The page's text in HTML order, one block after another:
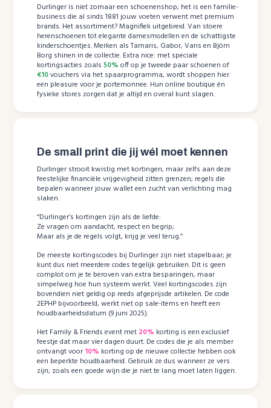
Durlinger is niet zomaar een schoenenshop; het is een familie-
business die al sinds 1881 jouw voeten verwent met premium
brands. Het assortiment? Magnifiek uitgebreid. Van stoere
herenschoenen tot elegante damesmodellen en de schattigste
kinderschoentjes. Merken als Tamaris, Gabor, Vans en Björn
Borg shinen in de collectie. Extra nice: met speciale
kortingsacties zoals50% off op je tweede paar schoenen of
€10vouchers via het spaarprogramma, wordt shoppen hier
een pleasure voor je portemonnee. Hun online boutique én
fysieke stores zorgen dat je altijd en overal kunt slagen.
De small print die jij wél moet kennen
Durlinger strooit kwistig met kortingen, maar zelfs aan deze
feestelijke financiële vrijgevigheid zitten grenzen; regels die
bepalen wanneer jouw wallet een zucht van verlichting mag
slaken.
“Durlinger’s kortingen zijn als de liefde:
Ze vragen om aandacht, respect en begrip;
Maar als je de regels volgt, krijg je veel terug.”
De meeste kortingscodes bij Durlinger zijn niet stapelbaar; je
kunt dus niet meerdere codes tegelijk gebruiken. Dit is geen
complot om je te beroven van extra besparingen, maar
simpelweg hoe hun systeem werkt. Veel kortingscodes zijn
bovendien niet geldig op reeds afgeprijsde artikelen. De code
2EPHP bijvoorbeeld, werkt niet op sale-items en heeft een
houdbaarheidsdatum (9 juni 2025).
Het Family & Friends event met 20% korting is een exclusief
feestje dat maar vier dagen duurt. De codes die je als member
ontvangt voor 10% korting op de nieuwe collectie hebben ook
een beperkte houdbaarheid. Gebruik ze dus wanneer ze vers
zijn; zoals een goede wijn die je niet te lang moet laten liggen.